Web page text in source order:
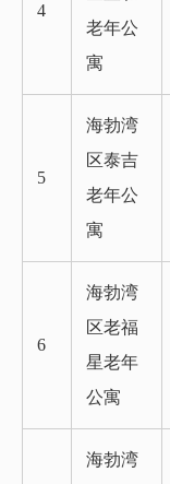
4
老年公
寓
5
海勃湾
区泰吉
老年公
寓
6
海勃湾
区老福
星老年
公寓
海勃湾